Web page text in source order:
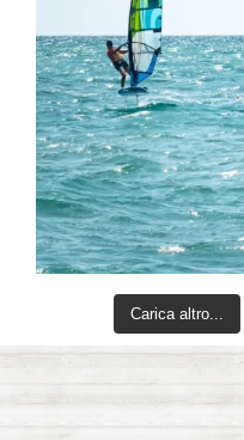
Carica altro...